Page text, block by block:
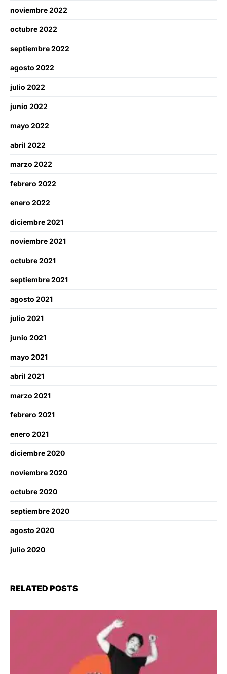
noviembre 2022
octubre 2022
septiembre 2022
agosto 2022
julio 2022
junio 2022
mayo 2022
abril 2022
marzo 2022
febrero 2022
enero 2022
diciembre 2021
noviembre 2021
octubre 2021
septiembre 2021
agosto 2021
julio 2021
junio 2021
mayo 2021
abril 2021
marzo 2021
febrero 2021
enero 2021
diciembre 2020
noviembre 2020
octubre 2020
septiembre 2020
agosto 2020
julio 2020
RELATED POSTS